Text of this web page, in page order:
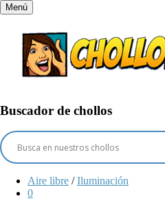
Menú
Buscador de chollos
Aire libre / Iluminación
0